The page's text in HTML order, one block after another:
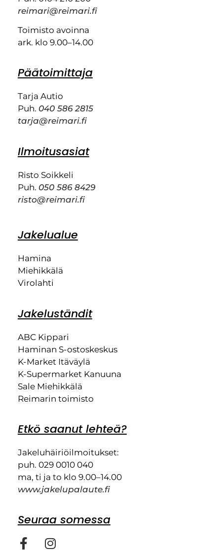
reimari@reimari.fi
Toimisto avoinna
ark. klo 9.00–14.00
Päätoimittaja
Tarja Autio
Puh. 040 586 2815
tarja@reimari.fi
Ilmoitusasiat
Risto Soikkeli
Puh. 050 586 8429
risto@reimari.fi
Jakelualue
Hamina
Miehikkälä
Virolahti
Jakeluständit
ABC Kippari
Haminan S-ostoskeskus
K-Market Itäväylä
K-Supermarket Kanuuna
Sale Miehikkälä
Reimarin toimisto
Etkö saanut lehteä?
Jakeluhäiriöilmoitukset:
puh. 029 0010 040
ma, ti ja to klo 9.00–14.00
www.jakelupalaute.fi
Seuraa somessa